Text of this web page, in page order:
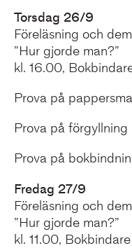
Torsdag 26/9
Föreläsning och
”Hur gjorde man?”
kl. 16.00,
Prova på
Prova på
Prova på
Fredag 27/9
Föreläsning och
”Hur gjorde man?”
kl. 11.00,